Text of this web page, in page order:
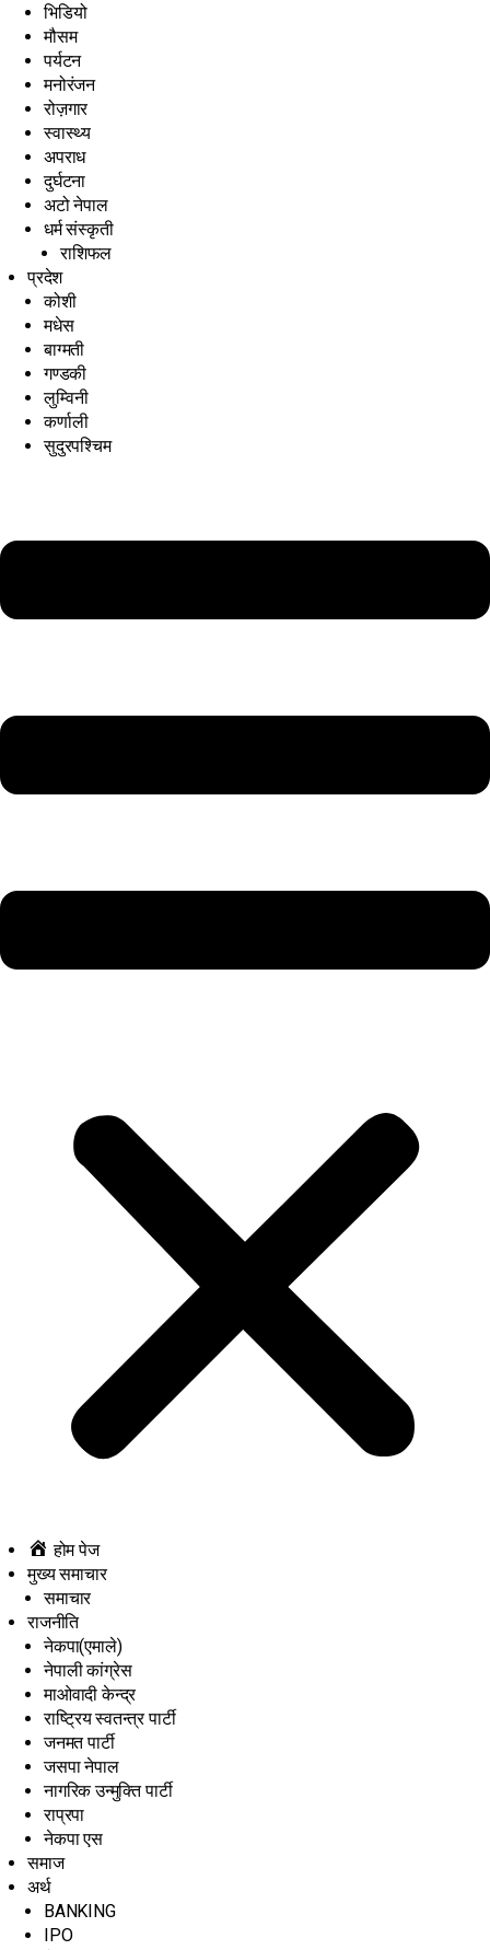
भिडियो
मौसम
पर्यटन
मनोरंजन
रोज़गार
स्वास्थ्य
अपराध
दुर्घटना
अटो नेपाल
धर्म संस्कृती
राशिफल
प्रदेश
कोशी
मधेस
बाग्मती
गण्डकी
लुम्विनी
कर्णाली
सुदुरपश्चिम
होम पेज
मुख्य समाचार
समाचार
राजनीति
नेकपा(एमाले)
नेपाली कांग्रेस
माओवादी केन्द्र
राष्ट्रिय स्वतन्त्र पार्टी
जनमत पार्टी
जसपा नेपाल
नागरिक उन्मुक्ति पार्टी
राप्रपा
नेकपा एस
समाज
अर्थ
BANKING
IPO